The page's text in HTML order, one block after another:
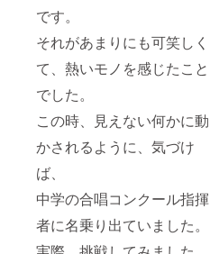
です。
それがあまりにも可笑しく
て、熱いモノを感じたこと
でした。
この時、見えない何かに動
かされるように、気づけ
ば、
中学の合唱コンクール指揮
者に名乗り出ていました。